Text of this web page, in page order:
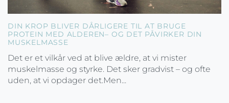
DIN KROP BLIVER DÅRLIGERE TIL AT BRUGE
PROTEIN MED ALDEREN– OG DET PÅVIRKER DIN
MUSKELMASSE
Det er et vilkår ved at blive ældre, at vi mister
muskelmasse og styrke. Det sker gradvist – og ofte
uden, at vi opdager det.Men...